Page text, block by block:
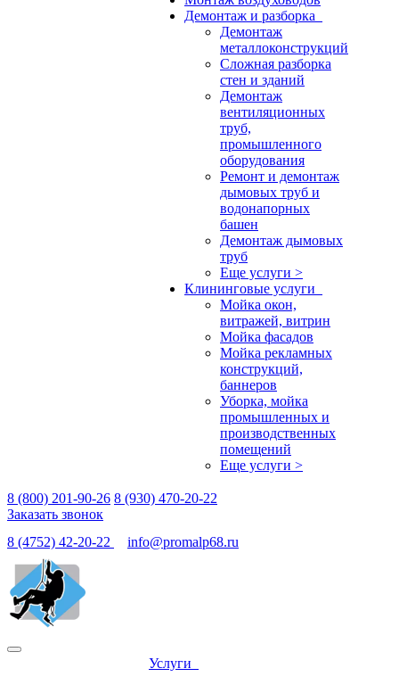
Демонтаж и разборка
Демонтаж
металлоконструкций
Сложная разборка
стен и зданий
Демонтаж
вентиляционных
труб,
промышленного
оборудования
Ремонт и демонтаж
дымовых труб и
водонапорных
башен
Демонтаж дымовых
труб
Еще услуги >
Клининговые услуги
Мойка окон,
витражей, витрин
Мойка фасадов
Мойка рекламных
конструкций,
баннеров
Уборка, мойка
промышленных и
производственных
помещений
Еще услуги >
8 (800) 201-90-26 8 (930) 470-20-22
Заказать звонок
8 (4752) 42-20-22
info@promalp68.ru
Услуги